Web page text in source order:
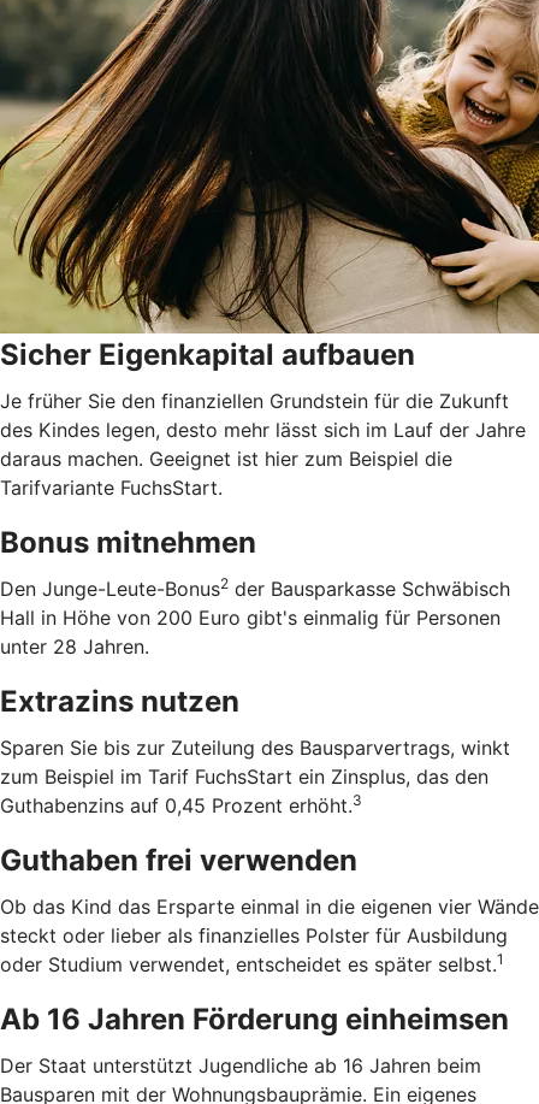
Sicher Eigenkapital aufbauen
Je früher Sie den finanziellen Grundstein für die Zukunft
des Kindes legen, desto mehr lässt sich im Lauf der Jahre
daraus machen. Geeignet ist hier zum Beispiel die
Tarifvariante FuchsStart.
Bonus mitnehmen
Den Junge-Leute-Bonus2 der Bausparkasse Schwäbisch
Hall in Höhe von 200 Euro gibt's einmalig für Personen
unter 28 Jahren.
Extrazins nutzen
Sparen Sie bis zur Zuteilung des Bausparvertrags, winkt
zum Beispiel im Tarif FuchsStart ein Zinsplus, das den
Guthabenzins auf 0,45 Prozent erhöht.3
Guthaben frei verwenden
Ob das Kind das Ersparte einmal in die eigenen vier Wände
steckt oder lieber als finanzielles Polster für Ausbildung
oder Studium verwendet, entscheidet es später selbst.1
Ab 16 Jahren Förderung einheimsen
Der Staat unterstützt Jugendliche ab 16 Jahren beim
Bausparen mit der Wohnungsbauprämie. Ein eigenes